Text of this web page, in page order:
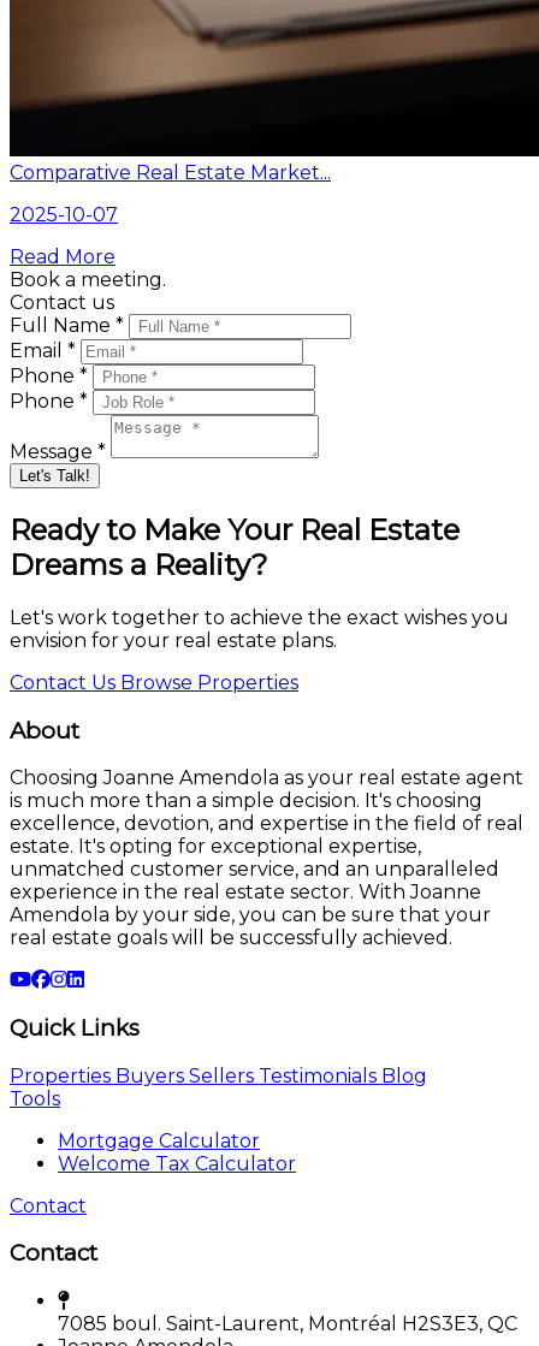
Comparative Real Estate Market...
2025-10-07
Read More
Book a meeting.
Contact us
Full Name *
Email *
Phone *
Phone *
Message *
Let's Talk!
Ready to Make Your Real Estate
Dreams a Reality?
Let's work together to achieve the exact wishes you
envision for your real estate plans.
Contact Us Browse Properties
About
Choosing Joanne Amendola as your real estate agent
is much more than a simple decision. It's choosing
excellence, devotion, and expertise in the field of real
estate. It's opting for exceptional expertise,
unmatched customer service, and an unparalleled
experience in the real estate sector. With Joanne
Amendola by your side, you can be sure that your
real estate goals will be successfully achieved.
Quick Links
Properties Buyers Sellers Testimonials Blog
Tools
Mortgage Calculator
Welcome Tax Calculator
Contact
Contact
7085 boul. Saint-Laurent, Montréal H2S3E3, QC